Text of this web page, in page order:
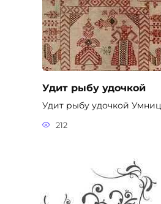
Удит рыбу удочкой
Удит рыбу удочкой
212